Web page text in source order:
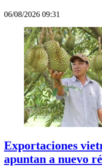
06/08/2026 09:31
Exportaciones
apuntan a nuevo